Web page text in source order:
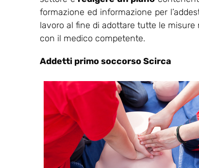
formazione ed informazione per
lavoro al fine di adottare tutte le
con il medico competente.
Addetti primo soccorso Scirca